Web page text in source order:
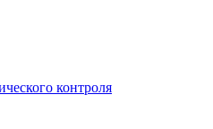
контроля